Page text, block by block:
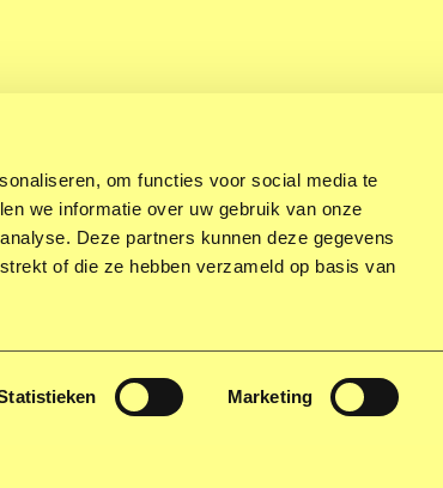
om functies voor social media te
we informatie over uw gebruik van onze
Deze partners kunnen deze gegevens
of die ze hebben verzameld op basis van
Marketing
Niet
voor